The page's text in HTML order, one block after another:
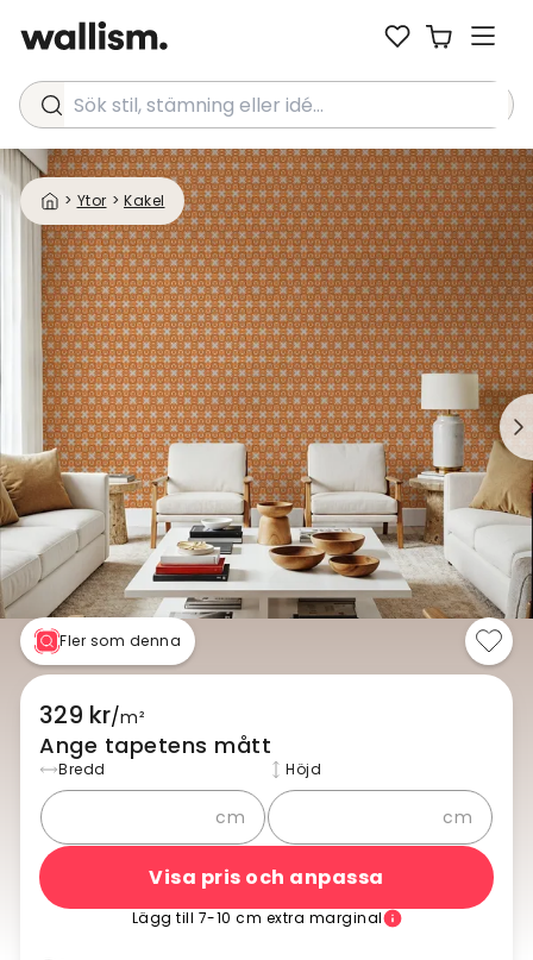
Sök stil, stämning eller idé...
> Ytor > Kakel
Fler som denna
329 kr/m²
Ange tapetens mått
Bredd
cm
Höjd
cm
Visa pris och anpassa
Lägg till 7-10 cm extra marginal